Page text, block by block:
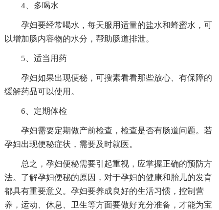
4、多喝水
孕妇要经常喝水，每天服用适量的盐水和蜂蜜水，可
以增加肠内容物的水分，帮助肠道排泄。
5、适当用药
孕妇如果出现便秘，可搜素看看那些放心、有保障的
缓解药品可以使用。
6、定期体检
孕妇需要定期做产前检查，检查是否有肠道问题。若
孕妇出现便秘症状，需要及时就医。
总之，孕妇便秘需要引起重视，应掌握正确的预防方
法。了解孕妇便秘的原因，对于孕妇的健康和胎儿的发育
都具有重要意义。孕妇要养成良好的生活习惯，控制营
养，运动、休息、卫生等方面要做好充分准备，才能为宝